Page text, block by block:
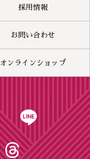
採用情報
お問い合わせ
オンラインショップ